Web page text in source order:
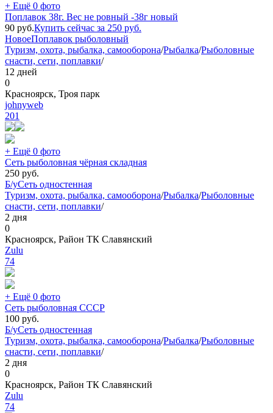
+ Ещё 0 фото
Поплавок 38г. Вес не ровный -38г новый
90 руб.Купить сейчас за 250 руб.
НовоеПоплавок рыболовный
Туризм, охота, рыбалка, самооборона/Рыбалка/Рыболовные
снасти, сети, поплавки/
12 дней
0
Красноярск, Троя парк
johnyweb
201
+ Ещё 0 фото
Сеть рыболовная чёрная складная
250 руб.
Б/уСеть одностенная
Туризм, охота, рыбалка, самооборона/Рыбалка/Рыболовные
снасти, сети, поплавки/
2 дня
0
Красноярск, Район ТК Славянский
Zulu
74
+ Ещё 0 фото
Сеть рыболовная СССР
100 руб.
Б/уСеть одностенная
Туризм, охота, рыбалка, самооборона/Рыбалка/Рыболовные
снасти, сети, поплавки/
2 дня
0
Красноярск, Район ТК Славянский
Zulu
74